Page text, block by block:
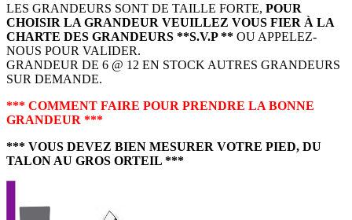
LES GRANDEURS SONT DE TAILLE FORTE, POUR
CHOISIR LA GRANDEUR VEUILLEZ VOUS FIER À LA
CHARTE DES GRANDEURS **S.V.P ** OU APPELEZ-
NOUS POUR VALIDER.
GRANDEUR DE 6 @ 12 EN STOCK AUTRES GRANDEURS
SUR DEMANDE.
*** COMMENT FAIRE POUR PRENDRE LA BONNE
GRANDEUR ***
*** VOUS DEVEZ BIEN MESURER VOTRE PIED, DU
TALON AU GROS ORTEIL ***